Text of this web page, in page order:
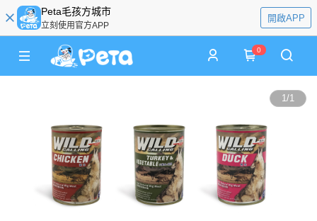
Peta毛孩方城市
立刻使用官方APP
開啟APP
0
1/1